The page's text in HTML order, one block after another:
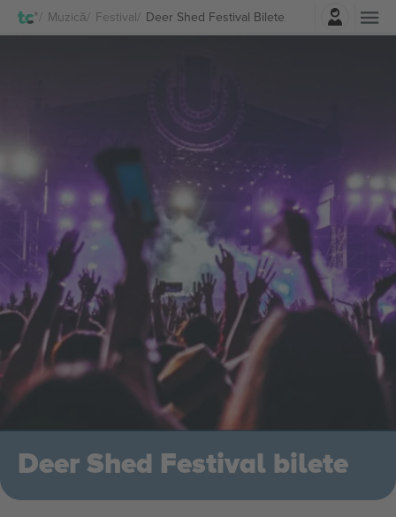
Muzică Festival Deer Shed Festival Bilete
Autentificare
Deer Shed Festival bilete